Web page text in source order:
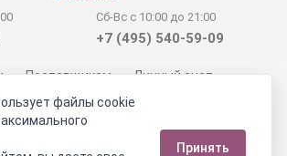
Сб-Вс с 10:00 до 21:00
+7 (495) 540-59-09
Поставщикам
Личный счет
оферта
О нас
Наши магазины
Сертификаты
Статьи
файлы cookie
Принять